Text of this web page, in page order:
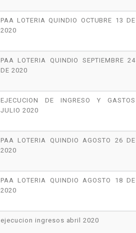
PAA LOTERIA QUINDIO OCTUBRE 13 DE
2020
PAA LOTERIA QUINDIO SEPTIEMBRE 24
DE 2020
EJECUCION DE INGRESO Y GASTOS
JULIO 2020
PAA LOTERIA QUINDIO AGOSTO 26 DE
2020
PAA LOTERIA QUINDIO AGOSTO 18 DE
2020
ejecucion ingresos abril 2020